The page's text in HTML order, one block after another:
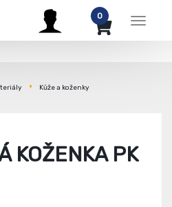
Menu
0
Kůže a koženky
KOŽENKA PK